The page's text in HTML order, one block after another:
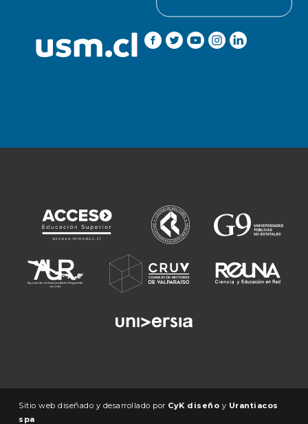
Sitio web diseñado y desarrollado por CyK diseño y Urantiacos
spa